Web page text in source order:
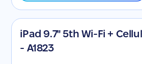
iPad 9.7" 5th Wi-Fi +
- A1823